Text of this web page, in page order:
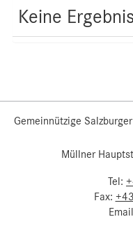
Keine
Gemeinnützige
Müllner
Tel:
Fax: